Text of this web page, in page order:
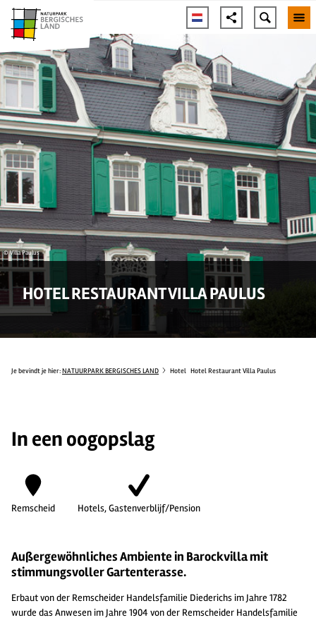
© Villa Paulus
HOTEL RESTAURANT VILLA PAULUS
Je bevindt je hier:NATUURPARK BERGISCHES LAND Hotel Hotel Restaurant Villa Paulus
In een oogopslag
Remscheid Hotels, Gastenverblijf/Pension
Außergewöhnliches Ambiente in Barockvilla mit
stimmungsvoller Gartenterasse.
Erbaut von der Remscheider Handelsfamilie Diederichs im Jahre 1782
wurde das Anwesen im Jahre 1904 von der Remscheider Handelsfamilie